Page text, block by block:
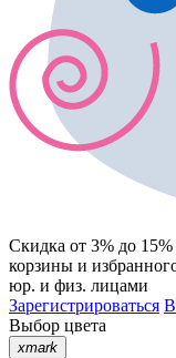
Скидка от 3% до 15%
корзины и
юр. и физ. лицами
Зарегистрироваться
Выбор цвета
xmark